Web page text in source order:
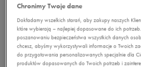
Chronimy Twoje dane
Dokładamy wszelkich starań, aby zakupy naszych
które wybierają – najlepiej dopasowane do ich
poszanowaniu bezpieczeństwa wszystkich danych
chcesz, abyśmy wykorzystywali informacje o Twoich
do przygotowania personalizowanych specjalnie dla
produktów dopasowanych do Twoich potrzeb i